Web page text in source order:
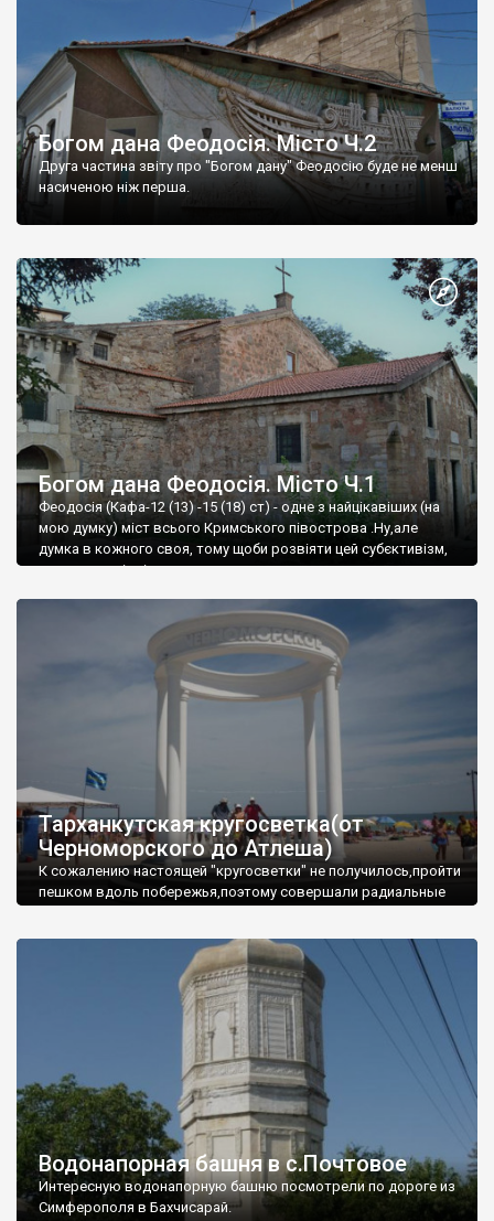
Богом дана Феодосія. Місто Ч.2
Друга частина звіту про "Богом дану" Феодосію буде не менш
насиченою ніж перша.
Богом дана Феодосія. Місто Ч.1
Феодосія (Кафа-12 (13) -15 (18) ст) - одне з найцікавіших (на
мою думку) міст всього Кримського півострова .Ну,але
думка в кожного своя, тому щоби розвіяти цей субєктивізм,
запрошую відвідати це
Тарханкутская кругосветка(от
Черноморского до Атлеша)
К сожалению настоящей "кругосветки" не получилось,пройти
пешком вдоль побережья,поэтому совершали радиальные
Водонапорная башня в с.Почтовое
Интересную водонапорную башню посмотрели по дороге из
Симферополя в Бахчисарай.